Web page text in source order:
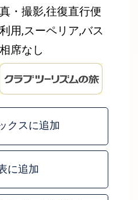
真・撮影,往復直行便
利用,スーペリア,バス
相席なし
クスに追加
に追加